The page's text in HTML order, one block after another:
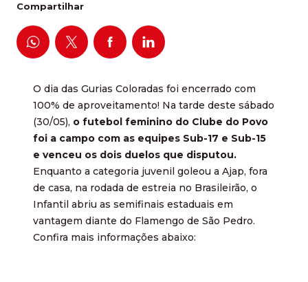
Compartilhar
O dia das Gurias Coloradas foi encerrado com
100% de aproveitamento! Na tarde deste sábado
(30/05), o futebol feminino do Clube do Povo
foi a campo com as equipes Sub-17 e Sub-15
e venceu os dois duelos que disputou.
Enquanto a categoria juvenil goleou a Ajap, fora
de casa, na rodada de estreia no Brasileirão, o
Infantil abriu as semifinais estaduais em
vantagem diante do Flamengo de São Pedro.
Confira mais informações abaixo: